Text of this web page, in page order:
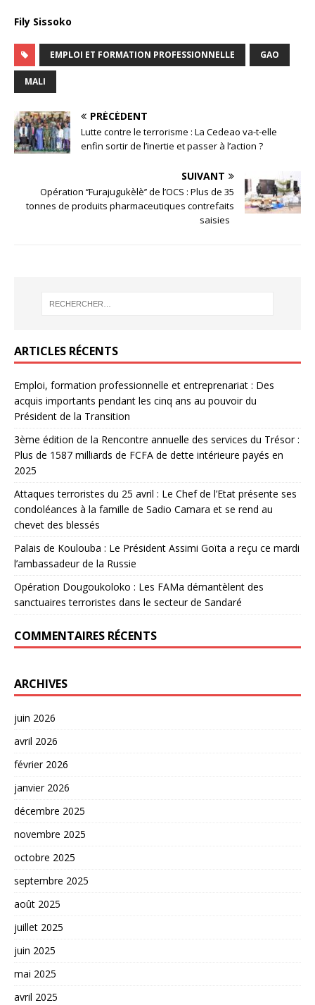
Fily Sissoko
EMPLOI ET FORMATION PROFESSIONNELLE GAO
MALI
PRÉCÉDENT
Lutte contre le terrorisme : La Cedeao va-t-elle
enfin sortir de l’inertie et passer à l’action ?
SUIVANT
Opération ‘’Furajugukèlè’’ de l’OCS : Plus de 35
tonnes de produits pharmaceutiques contrefaits
saisies
ARTICLES RÉCENTS
Emploi, formation professionnelle et entreprenariat : Des
acquis importants pendant les cinq ans au pouvoir du
Président de la Transition
3ème édition de la Rencontre annuelle des services du Trésor :
Plus de 1587 milliards de FCFA de dette intérieure payés en
2025
Attaques terroristes du 25 avril : Le Chef de l’Etat présente ses
condoléances à la famille de Sadio Camara et se rend au
chevet des blessés
Palais de Koulouba : Le Président Assimi Goïta a reçu ce mardi
l’ambassadeur de la Russie
Opération Dougoukoloko : Les FAMa démantèlent des
sanctuaires terroristes dans le secteur de Sandaré
COMMENTAIRES RÉCENTS
ARCHIVES
juin 2026
avril 2026
février 2026
janvier 2026
décembre 2025
novembre 2025
octobre 2025
septembre 2025
août 2025
juillet 2025
juin 2025
mai 2025
avril 2025